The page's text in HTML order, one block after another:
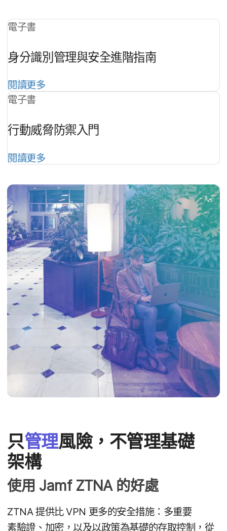
電子書
身​分識別​管理​與​安全​進階​指南
閱讀​更多
電子書
行動威脅防禦​入門
閱讀​更多
只管理風險，​不​管理​基礎​
架構
使用 Jamf ZTNA 的​好處
ZTNA提供​比VPN 更多​的​安全​措施：​多​重要​
素驗證、​加密，​以及​以​政策​為​基礎​的​存取​控制，​從​